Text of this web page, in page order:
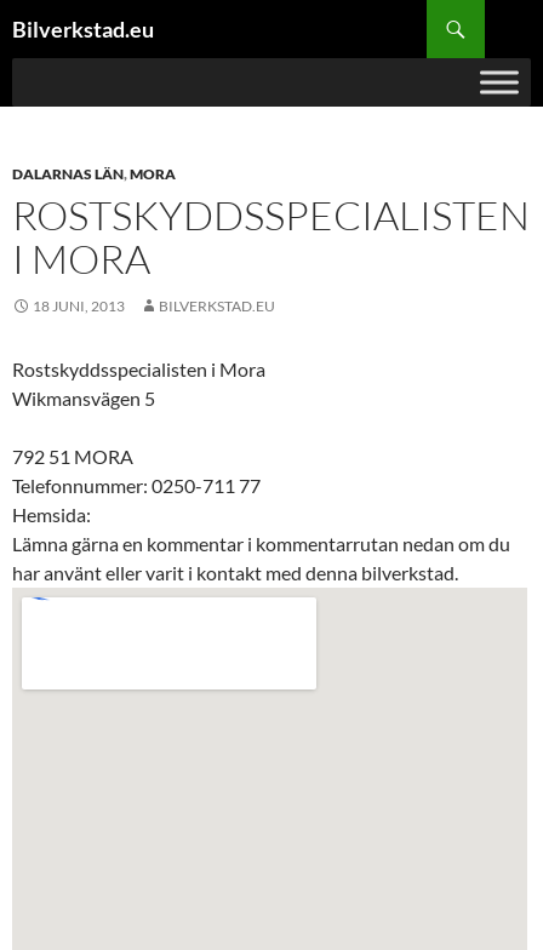
tillBilverkstad.eu
DALARNAS LÄN,MORA
ROSTSKYDDSSPECIALISTEN
I MORA
18 JUNI, 2013 BILVERKSTAD.EU
Rostskyddsspecialisten i Mora
Wikmansvägen 5
792 51 MORA
Telefonnummer: 0250-711 77
Hemsida:
Lämna gärna en kommentar i kommentarrutan nedan om du
har använt eller varit i kontakt med denna bilverkstad.